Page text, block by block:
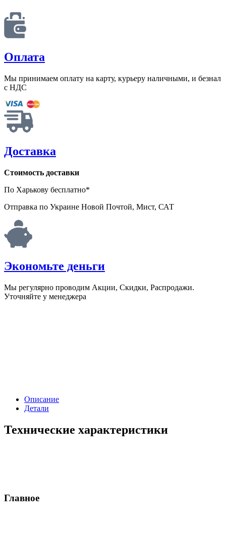
Оплата
Мы принимаем оплату на карту, курьеру наличными, и безнал
с НДС
Доставка
Стоимость доставки
По Харькову бесплатно*
Отправка по Украине Новой Почтой, Мист, САТ
Экономьте деньги
Мы регулярно проводим Акции, Скидки, Распродажи.
Уточняйте у менеджера
Описание
Детали
Технические характеристики
Главное